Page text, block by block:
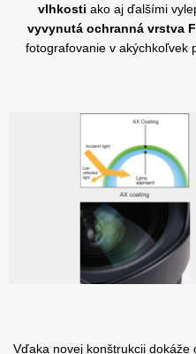
vlhkosti ako aj ďalšími
vyvynutá ochranná vrstva
fotografovanie v akýchkoľvek
Vďaka novej konštrukcii dokáže